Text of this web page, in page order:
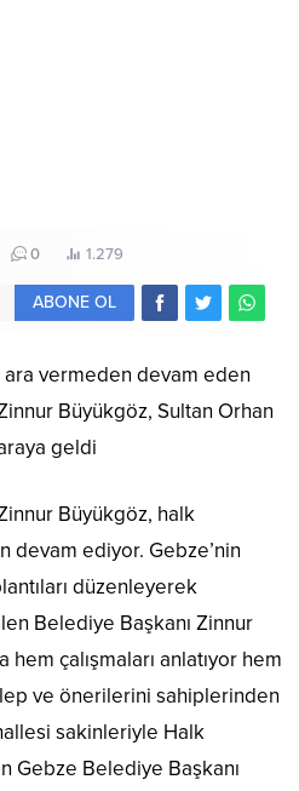
0 1.279
ABONE OL
ara vermeden devam eden
Büyükgöz, Sultan Orhan
geldi
Büyükgöz, halk
devam ediyor. Gebze’nin
düzenleyerek
Belediye Başkanı Zinnur
çalışmaları anlatıyor hem
ve önerilerini sahiplerinden
sakinleriyle Halk
Gebze Belediye Başkanı